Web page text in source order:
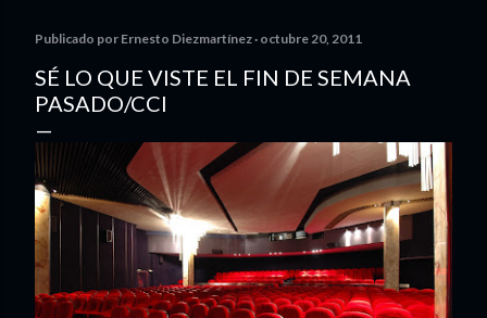
Publicado por Ernesto Diezmartínez octubre 20, 2011
SÉ LO QUE VISTE EL FIN DE SEMANA
PASADO/CCI